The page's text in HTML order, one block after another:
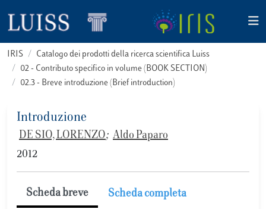
IRIS
Catalogo dei prodotti della ricerca scientifica Luiss
02 - Contributo specifico in volume (BOOK SECTION)
02.3 - Breve introduzione (Brief introduction)
Introduzione
DE SIO, LORENZO; Aldo Paparo
2012
Scheda breve Scheda completa